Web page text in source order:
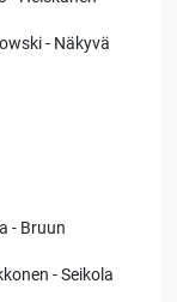
- Näkyvä
- Bruun
- Seikola